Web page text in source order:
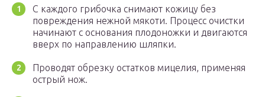
С каждого грибочка снимают кожицу без
повреждения нежной мякоти. Процесс очистки
начинают с основания плодоножки и двигаются
вверх по направлению шляпки.
Проводят обрезку остатков мицелия, применяя
острый нож.